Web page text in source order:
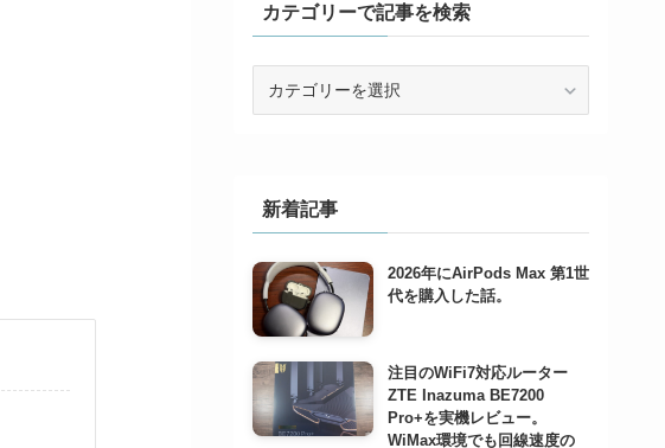
カテゴリーで記事を検索
で
記
事
を
検
索
新着記事
2026年にAirPods Max 第1世
代を購入した話。
注目のWiFi7対応ルーター
ZTE Inazuma BE7200
Pro+を実機レビュー。
WiMax環境でも回線速度の